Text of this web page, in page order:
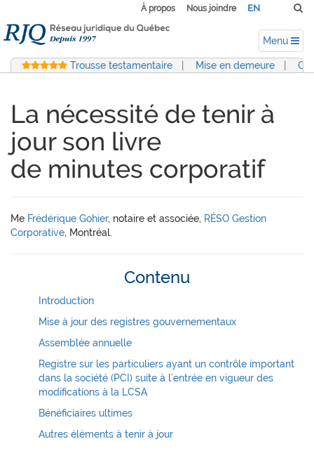
À propos Nous joindre EN
Menu
Trousse testamentaire Mise en demeure
La nécessité de tenir à
jour son livre
de minutes corporatif
Me Frédérique Gohier, notaire et associée, RÉSO Gestion
Corporative, Montréal.
Contenu
Introduction
Mise à jour des registres gouvernementaux
Assemblée annuelle
Registre sur les particuliers ayant un contrôle important
dans la société (PCI) suite à l’entrée en vigueur des
modifications à la LCSA
Bénéficiaires ultimes
Autres éléments à tenir à jour